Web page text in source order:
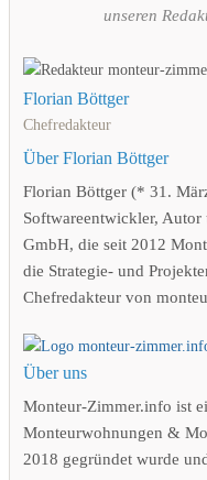
unseren
Florian Böttger
Chefredakteur
Über Florian Böttger
Florian Böttger (* 31.
Softwareentwickler,
GmbH, die seit 2012
die Strategie- und
Chefredakteur von
Über uns
Monteur-Zimmer.info ist
Monteurwohnungen &
2018 gegründet wurde